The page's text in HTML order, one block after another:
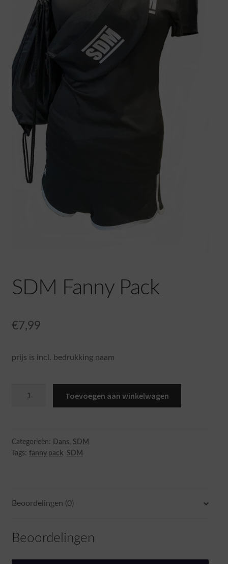
Over
Contact
SDM Fanny Pack
€7,99
prijs is incl. bedrukking naam
Toevoegen aan winkelwagen
Categorieën: Dans, SDM
Tags: fanny pack, SDM
Beoordelingen (0)
Beoordelingen